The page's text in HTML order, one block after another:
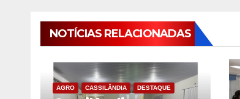
NOTÍCIAS RELACIONADAS
AGRO CASSILÂNDIA DESTAQUE